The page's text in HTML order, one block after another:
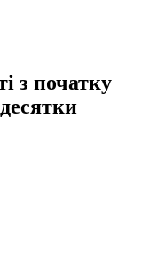
з початку